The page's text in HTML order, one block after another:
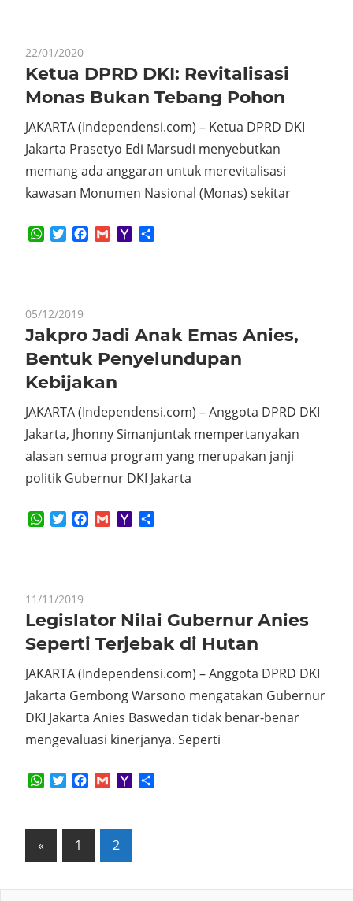
22/01/2020
Ketua DPRD DKI: Revitalisasi
Monas Bukan Tebang Pohon
JAKARTA (Independensi.com) – Ketua DPRD DKI
Jakarta Prasetyo Edi Marsudi menyebutkan
memang ada anggaran untuk merevitalisasi
kawasan Monumen Nasional (Monas) sekitar
WhatsApp
TwitterFacebook
GmailYahoo
05/12/2019
Jakpro Jadi Anak Emas Anies,
Bentuk Penyelundupan
Kebijakan
JAKARTA (Independensi.com) – Anggota DPRD DKI
Jakarta, Jhonny Simanjuntak mempertanyakan
alasan semua program yang merupakan janji
politik Gubernur DKI Jakarta
WhatsApp
TwitterFacebook
GmailYahoo
11/11/2019
Legislator Nilai Gubernur Anies
Seperti Terjebak di Hutan
JAKARTA (Independensi.com) – Anggota DPRD DKI
Jakarta Gembong Warsono mengatakan Gubernur
DKI Jakarta Anies Baswedan tidak benar-benar
mengevaluasi kinerjanya. Seperti
WhatsApp
TwitterFacebook
GmailYahoo
Posts
« Previous
Posts
1 2